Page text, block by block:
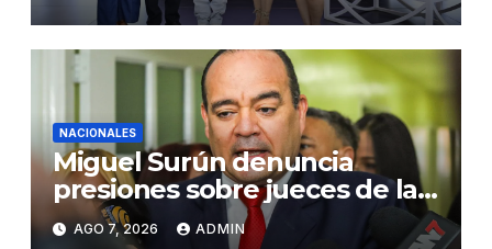
NACIONALES
Miguel Surún denuncia
presiones sobre jueces de la
Suprema Corte de Justicia
AGO 7, 2026 ADMIN